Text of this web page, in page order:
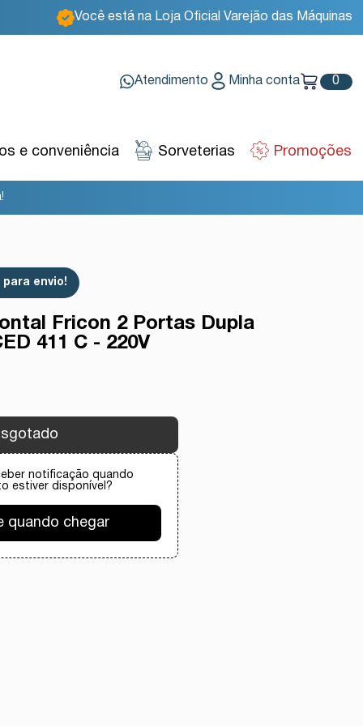
Você está na Loja Oficial Varejão das Máquinas
Atendimento Minha conta 0
e conveniência Sorveterias Promoções
envio!
Fricon 2 Portas Dupla
411 C - 220V
notificação quando
estiver disponível?
quando chegar